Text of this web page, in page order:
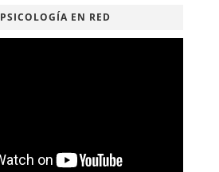
PSICOLOGÍA EN RED